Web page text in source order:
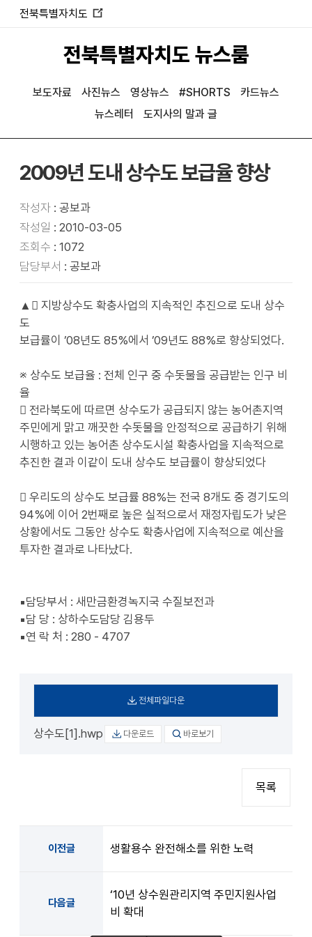
전북특별자치도
열
림
전북특별자치도 뉴스룸
보도자료 사진뉴스 영상뉴스 #SHORTS
카드뉴스
뉴스레터
도지사의 말과 글
2009년 도내 상수도 보급율 향상
작성자 : 공보과
작성일 : 2010-03-05
조회수 : 1072
담당부서 : 공보과
▲ 지방상수도 확충사업의 지속적인 추진으로 도내 상수
도
보급률이 ’08년도 85%에서 ’09년도 88%로 향상되었다.
※ 상수도 보급율 : 전체 인구 중 수돗물을 공급받는 인구 비
율
 전라북도에 따르면 상수도가 공급되지 않는 농어촌지역
주민에게 맑고 깨끗한 수돗물을 안정적으로 공급하기 위해
시행하고 있는 농어촌 상수도시설 확충사업을 지속적으로
추진한 결과 이같이 도내 상수도 보급률이 향상되었다
 우리도의 상수도 보급률 88%는 전국 8개도 중 경기도의
94%에 이어 2번째로 높은 실적으로서 재정자립도가 낮은
상황에서도 그동안 상수도 확충사업에 지속적으로 예산을
투자한 결과로 나타났다.
▪담당부서 : 새만금환경녹지국 수질보전과
▪담 당 : 상하수도담당 김용두
▪연 락 처 : 280 - 4707
전체파일다운
상수도[1].hwp 다운로드 바로보기
목록
이전글 생활용수 완전해소를 위한 노력
다음글
‘10년 상수원관리지역 주민지원사업
비 확대